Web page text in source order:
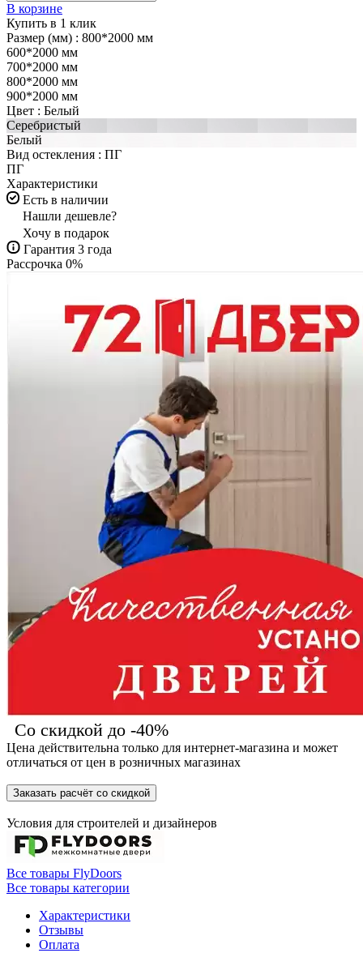
В корзине
Купить в 1 клик
Размер (мм) : 800*2000 мм
600*2000 мм
700*2000 мм
800*2000 мм
900*2000 мм
Цвет : Белый
Серебристый
Белый
Вид остекления : ПГ
ПГ
Характеристики
Есть в наличии
Нашли дешевле?
Хочу в подарок
Гарантия 3 года
Рассрочка 0%
Со скидкой до -40%
Цена действительна только для интернет-магазина и может
отличаться от цен в розничных магазинах
Заказать расчёт со скидкой
Условия для строителей и дизайнеров
Все товары FlyDoors
Все товары категории
Характеристики
Отзывы
Оплата